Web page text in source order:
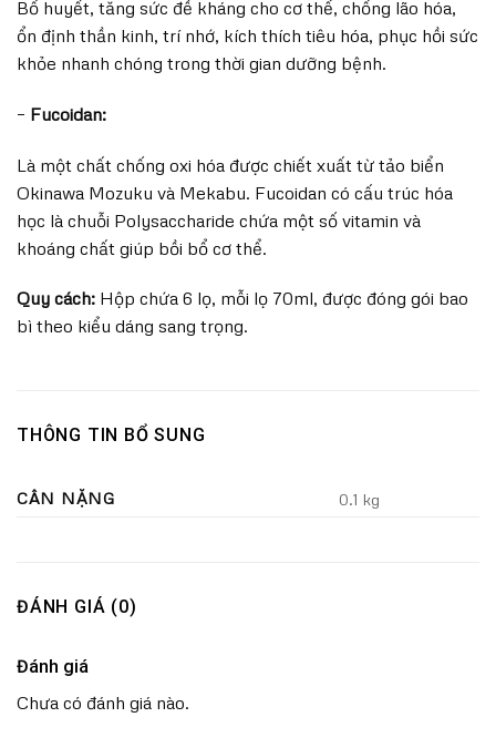
Bổ huyết, tăng sức đề kháng cho cơ thể, chống lão hóa,
ổn định thần kinh, trí nhớ, kích thích tiêu hóa, phục hồi sức
khỏe nhanh chóng trong thời gian dưỡng bệnh.
– Fucoidan:
Là một chất chống oxi hóa được chiết xuất từ tảo biển
Okinawa Mozuku và Mekabu. Fucoidan có cấu trúc hóa
học là chuỗi Polysaccharide chứa một số vitamin và
khoáng chất giúp bồi bổ cơ thể.
Quy cách: Hộp chứa 6 lọ, mỗi lọ 70ml, được đóng gói bao
bì theo kiểu dáng sang trọng.
THÔNG TIN BỔ SUNG
CÂN NẶNG 0.1 kg
ĐÁNH GIÁ (0)
Đánh giá
Chưa có đánh giá nào.